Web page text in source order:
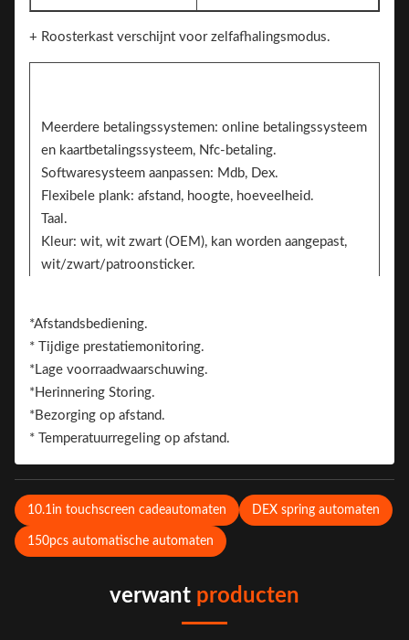
+ Roosterkast verschijnt voor zelfafhalingsmodus.
Meerdere betalingssystemen: online betalingssysteem
en kaartbetalingssysteem, Nfc-betaling.
Softwaresysteem aanpassen: Mdb, Dex.
Flexibele plank: afstand, hoogte, hoeveelheid.
Taal.
Kleur: wit, wit zwart (OEM), kan worden aangepast,
wit/zwart/patroonsticker.
*Afstandsbediening.
* Tijdige prestatiemonitoring.
*Lage voorraadwaarschuwing.
*Herinnering Storing.
*Bezorging op afstand.
* Temperatuurregeling op afstand.
10.1in touchscreen cadeautomaten DEX spring automaten
150pcs automatische automaten
verwant producten